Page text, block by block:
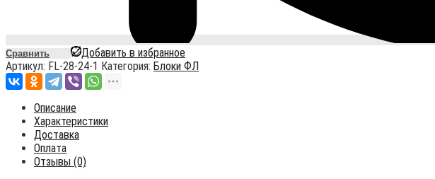
Сравнить
Добавить в избранное
Артикул: FL-28-24-1 Категория: Блоки ФЛ
Описание
Характеристики
Доставка
Оплата
Отзывы (0)